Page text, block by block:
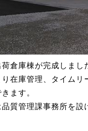
倉庫棟が完成しまし
在庫管理、タイム
ます。
質管理課事務所を